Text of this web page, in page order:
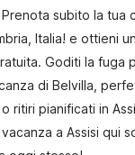
Prenota subito la tua
Italia! e ottieni
Goditi la fuga
di Belvilla,
ritiri pianificati in
a Assisi qui